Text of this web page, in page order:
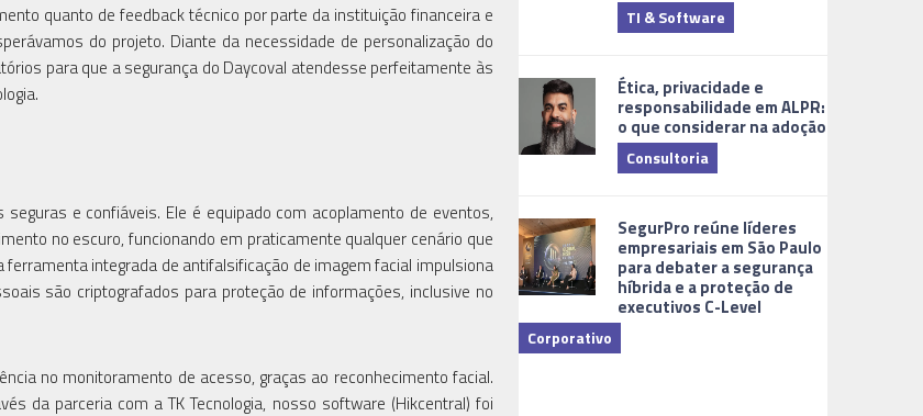
quanto de feedback técnico por parte da instituição financeira e
do projeto. Diante da necessidade de personalização do
para que a segurança do Daycoval atendesse perfeitamente às
e confiáveis. Ele é equipado com acoplamento de eventos,
no escuro, funcionando em praticamente qualquer cenário que
integrada de antifalsificação de imagem facial impulsiona
são criptografados para proteção de informações, inclusive no
no monitoramento de acesso, graças ao reconhecimento facial.
da parceria com a TK Tecnologia, nosso software (Hikcentral) foi
TI & Software
Ética, privacidade e
responsabilidade em ALPR:
o que considerar na adoção
Consultoria
SegurPro reúne líderes
empresariais em São Paulo
para debater a segurança
híbrida e a proteção de
executivos C-Level
Corporativo